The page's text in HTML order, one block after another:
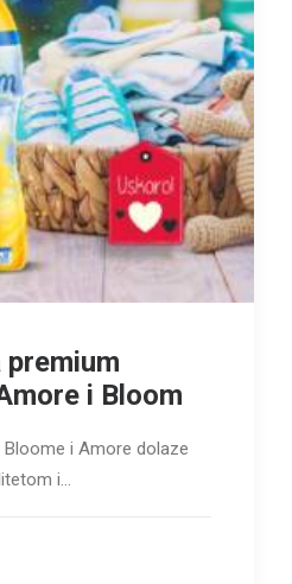
premium
i Bloom
i Amore dolaze
i…